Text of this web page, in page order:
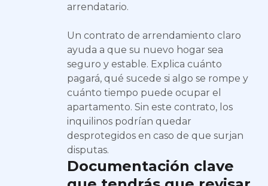
arrendatario.
Un contrato de arrendamiento claro
ayuda a que su nuevo hogar sea
seguro y estable. Explica cuánto
pagará, qué sucede si algo se rompe y
cuánto tiempo puede ocupar el
apartamento. Sin este contrato, los
inquilinos podrían quedar
desprotegidos en caso de que surjan
disputas.
Documentación clave